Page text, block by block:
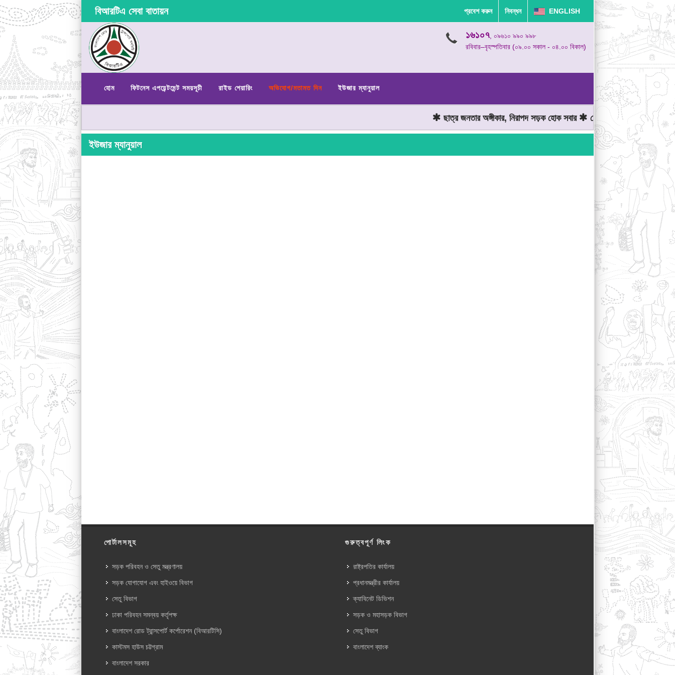
বিআরটিএ সেবা বাতায়ন প্রবেশ করুন নিবন্ধন ENGLISH
১৬১০৭, ০৯৬১০ ৯৯০ ৯৯৮
রবিবার–বৃহস্পতিবার (০৯.০০ সকাল - ০৪.০০ বিকাল)
হোম ফিটনেস এপয়েন্টমেন্ট সময়সূচী রাইড শেয়ারিং অভিযোগ/মতামত দিন ইউজার ম্যানুয়াল
ছাত্র জনতার অঙ্গীকার, নিরাপদ সড়ক হোক সবার মোটরযান চালানোর সময় গতিসীমা
ইউজার ম্যানুয়াল
পোর্টালসমূহ
সড়ক পরিবহন ও সেতু মন্ত্রণালয়
সড়ক যোগাযোগ এবং হাইওয়ে বিভাগ
সেতু বিভাগ
ঢাকা পরিবহন সমন্বয় কর্তৃপক্ষ
বাংলাদেশ রোড ট্রান্সপোর্ট কর্পোরেশন (বিআরটিসি)
কাস্টমস হাউস চট্টগ্রাম
বাংলাদেশ সরকার
গুরুত্বপূর্ণ লিংক
রাষ্ট্রপতির কার্যালয়
প্রধানমন্ত্রীর কার্যালয়
ক্যাবিনেট ডিভিশন
সড়ক ও মহাসড়ক বিভাগ
সেতু বিভাগ
বাংলাদেশ ব্যাংক